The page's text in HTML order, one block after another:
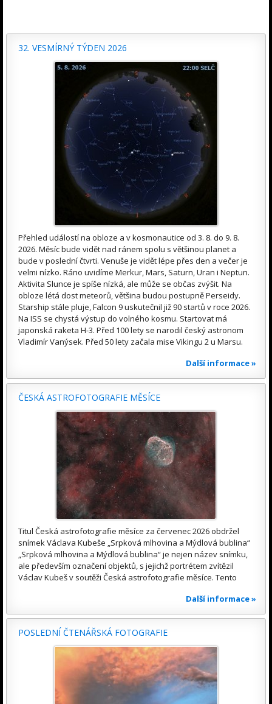
32. VESMÍRNÝ TÝDEN 2026
Přehled událostí na obloze a v kosmonautice od 3. 8. do 9. 8.
2026. Měsíc bude vidět nad ránem spolu s většinou planet a
bude v poslední čtvrti. Venuše je vidět lépe přes den a večer je
velmi nízko. Ráno uvidíme Merkur, Mars, Saturn, Uran i Neptun.
Aktivita Slunce je spíše nízká, ale může se občas zvýšit. Na
obloze létá dost meteorů, většina budou postupně Perseidy.
Starship stále pluje, Falcon 9 uskutečnil již 90 startů v roce 2026.
Na ISS se chystá výstup do volného kosmu. Startovat má
japonská raketa H-3. Před 100 lety se narodil český astronom
Vladimír Vanýsek. Před 50 lety začala mise Vikingu 2 u Marsu.
Další informace »
ČESKÁ ASTROFOTOGRAFIE MĚSÍCE
Titul Česká astrofotografie měsíce za červenec 2026 obdržel
snímek Václava Kubeše „Srpková mlhovina a Mýdlová bublina“
„Srpková mlhovina a Mýdlová bublina“ je nejen název snímku,
ale především označení objektů, s jejichž portrétem zvítězil
Václav Kubeš v soutěži Česká astrofotografie měsíce. Tento
Další informace »
POSLEDNÍ ČTENÁŘSKÁ FOTOGRAFIE